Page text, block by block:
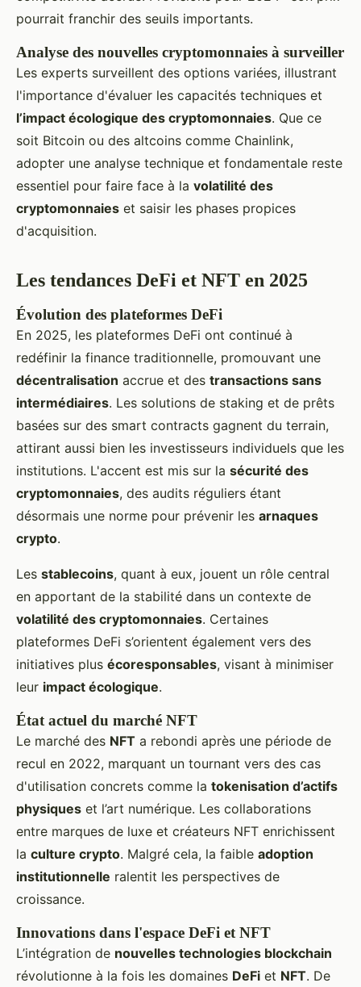
pourrait franchir des seuils importants.
Analyse des nouvelles cryptomonnaies à surveiller
Les experts surveillent des options variées, illustrant
l'importance d'évaluer les capacités techniques et
l’impact écologique des cryptomonnaies. Que ce
soit Bitcoin ou des altcoins comme Chainlink,
adopter une analyse technique et fondamentale reste
essentiel pour faire face à la volatilité des
cryptomonnaies et saisir les phases propices
d'acquisition.
Les tendances DeFi et NFT en 2025
Évolution des plateformes DeFi
En 2025, les plateformes DeFi ont continué à
redéfinir la finance traditionnelle, promouvant une
décentralisation accrue et des transactions sans
intermédiaires. Les solutions de staking et de prêts
basées sur des smart contracts gagnent du terrain,
attirant aussi bien les investisseurs individuels que les
institutions. L'accent est mis sur la sécurité des
cryptomonnaies, des audits réguliers étant
désormais une norme pour prévenir les arnaques
crypto.
Les stablecoins, quant à eux, jouent un rôle central
en apportant de la stabilité dans un contexte de
volatilité des cryptomonnaies. Certaines
plateformes DeFi s’orientent également vers des
initiatives plus écoresponsables, visant à minimiser
leur impact écologique.
État actuel du marché NFT
Le marché des NFT a rebondi après une période de
recul en 2022, marquant un tournant vers des cas
d'utilisation concrets comme la tokenisation d’actifs
physiques et l’art numérique. Les collaborations
entre marques de luxe et créateurs NFT enrichissent
la culture crypto. Malgré cela, la faible adoption
institutionnelle ralentit les perspectives de
croissance.
Innovations dans l'espace DeFi et NFT
L’intégration de nouvelles technologies blockchain
révolutionne à la fois les domaines DeFi et NFT. De